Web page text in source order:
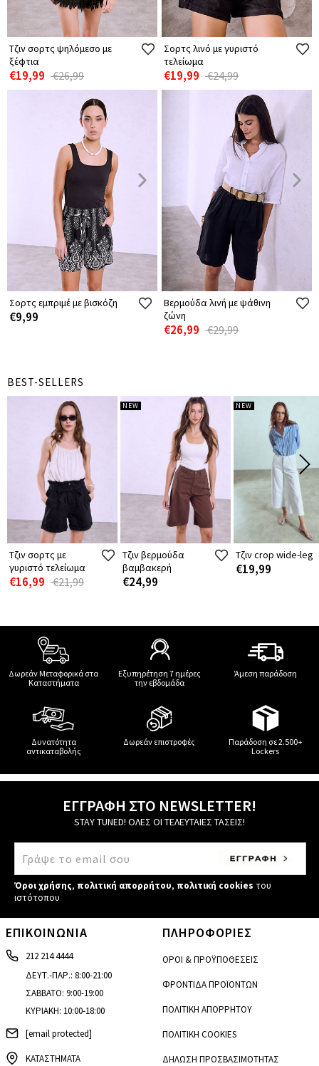
Τζιν σορτς ψηλόμεσο με
ξέφτια
€19,99 €26,99
Σορτς λινό με γυριστό
τελείωμα
€19,99 €24,99
Σορτς εμπριμέ με βισκόζη
€9,99
Βερμούδα λινή με ψάθινη
ζώνη
€26,99 €29,99
BEST-SELLERS
Τζιν σορτς με
γυριστό τελείωμα
€16,99 €21,99
NEW
Τζιν βερμούδα
βαμβακερή
€24,99
NEW
Τζιν crop wide-leg
€19,99
Δωρεάν Μεταφορικά στα
Καταστήματα
Εξυπηρέτηση 7 ημέρες
την εβδομάδα
Άμεση παράδοση
Δυνατότητα
αντικαταβολής
Δωρεάν επιστροφές
Παράδοση σε 2.500+
Lockers
ΕΓΓΡΑΦΗ ΣΤΟ NEWSLETTER!
STAY TUNED! ΟΛΕΣ ΟΙ ΤΕΛΕΥΤΑΙΕΣ ΤΑΣΕΙΣ!
Όροι χρήσης, πολιτική απορρήτου, πολιτική cookies του
ιστότοπου
ΕΠΙΚΟΙΝΩΝΙΑ
212 214 4444
ΔΕΥΤ.-ΠΑΡ.: 8:00-21:00
ΣΑΒΒΑΤΟ: 9:00-19:00
ΚΥΡΙΑΚΗ: 10:00-18:00
[email protected]
ΚΑΤΑΣΤΗΜΑΤΑ
ΠΛΗΡΟΦΟΡΙΕΣ
ΟΡΟΙ & ΠΡΟΫΠΟΘΕΣΕΙΣ
ΦΡΟΝΤΙΔΑ ΠΡΟΪΟΝΤΩΝ
ΠΟΛΙΤΙΚΗ ΑΠΟΡΡΗΤΟΥ
ΠΟΛΙΤΙΚΗ COOKIES
ΔΗΛΩΣΗ ΠΡΟΣΒΑΣΙΜΟΤΗΤΑΣ